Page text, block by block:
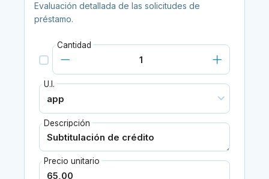
Evaluación detallada de las solicitudes de
préstamo.
Cantidad
U.I.
Descripción
Precio unitario